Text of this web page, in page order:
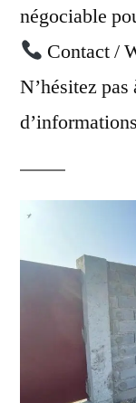
négociable
Contact /
N’hésitez